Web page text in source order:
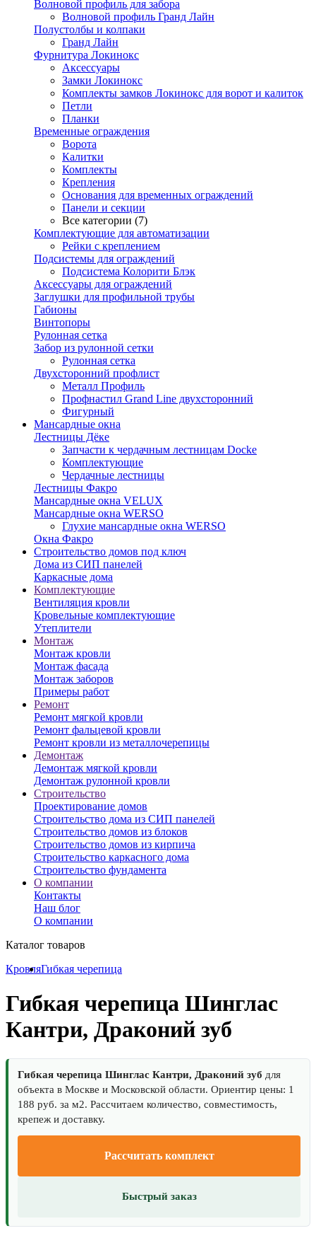
Волновой профиль для забора
Волновой профиль Гранд Лайн
Полустолбы и колпаки
Гранд Лайн
Фурнитура Локинокс
Аксессуары
Замки Локинокс
Комплекты замков Локинокс для ворот и калиток
Петли
Планки
Временные ограждения
Ворота
Калитки
Комплекты
Крепления
Основания для временных ограждений
Панели и секции
Все категории (7)
Комплектующие для автоматизации
Рейки с креплением
Подсистемы для ограждений
Подсистема Колорити Блэк
Аксессуары для ограждений
Заглушки для профильной трубы
Габионы
Винтопоры
Рулонная сетка
Забор из рулонной сетки
Рулонная сетка
Двухсторонний профлист
Металл Профиль
Профнастил Grand Line двухсторонний
Фигурный
Мансардные окна
Лестницы Дёке
Запчасти к чердачным лестницам Docke
Комплектующие
Чердачные лестницы
Лестницы Факро
Мансардные окна VELUX
Мансардные окна WERSO
Глухие мансардные окна WERSO
Окна Факро
Строительство домов под ключ
Дома из СИП панелей
Каркасные дома
Комплектующие
Вентиляция кровли
Кровельные комплектующие
Утеплители
Монтаж
Монтаж кровли
Монтаж фасада
Монтаж заборов
Примеры работ
Ремонт
Ремонт мягкой кровли
Ремонт фальцевой кровли
Ремонт кровли из металлочерепицы
Демонтаж
Демонтаж мягкой кровли
Демонтаж рулонной кровли
Строительство
Проектирование домов
Строительство дома из СИП панелей
Строительство домов из блоков
Строительство домов из кирпича
Строительство каркасного дома
Строительство фундамента
О компании
Контакты
Наш блог
О компании
Каталог товаров
КровляГибкая черепица
Гибкая черепица Шинглас
Кантри, Драконий зуб
Гибкая черепица Шинглас Кантри, Драконий зуб для
объекта в Москве и Московской области. Ориентир цены: 1
188 руб. за м2. Рассчитаем количество, совместимость,
крепеж и доставку.
Рассчитать комплект
Быстрый заказ